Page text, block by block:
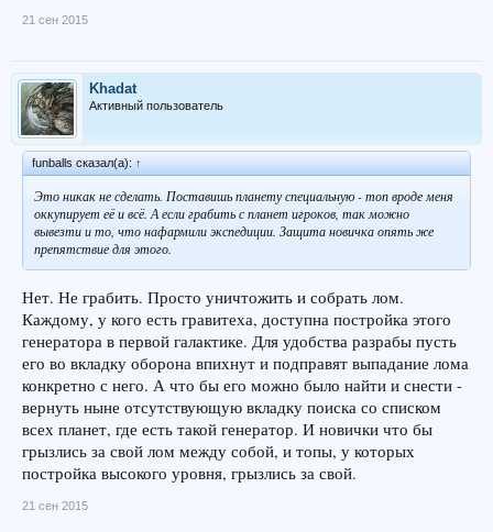
21 сен 2015
Khadat
Активный пользователь
funballs сказал(а): ↑
Это никак не сделать. Поставишь планету специальную - топ вроде меня
оккупирует её и всё. А если грабить с планет игроков, так можно
вывезти и то, что нафармили экспедиции. Защита новичка опять же
препятствие для этого.
Нет. Не грабить. Просто уничтожить и собрать лом.
Каждому, у кого есть гравитеха, доступна постройка этого
генератора в первой галактике. Для удобства разрабы пусть
его во вкладку оборона впихнут и подправят выпадание лома
конкретно с него. А что бы его можно было найти и снести -
вернуть ныне отсутствующую вкладку поиска со списком
всех планет, где есть такой генератор. И новички что бы
грызлись за свой лом между собой, и топы, у которых
постройка высокого уровня, грызлись за свой.
21 сен 2015